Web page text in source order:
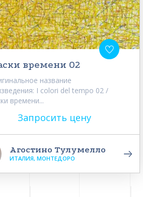
времени 02
название
I colori del tempo 02 /
времени...
Запросить цену
Агостино Тулумелло
ИТАЛИЯ, МОНТЕДОРО